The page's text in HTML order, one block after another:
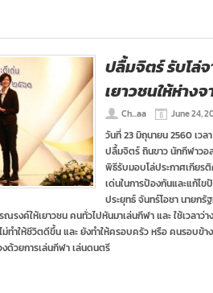
ปลื้มจิตร์ รับโล่
เยาวชนให้ห่าง
Ch...aa June 24,
วันที่ 23 มิถุนายน 2560 เว
ปลื้มจิตร์ ถินขาว นักกีฬาวอ
พิธีรับมอบโล่ประกาศเกีย
เด่นในการป้องกันและแก้ไ
ประยุทธ์ จันทร์โอชา นายก
รงค์ให้เยาวชน คนทั่วไปหันมาเล่นกีฬา และ ใช้เวลาว่
ม่ทำให้ชีวิตดีขึ้น และ ยังทำให้ครอบครัว หรือ คนรอบข้
งด้วยการเล่นกีฬา เล่นดนตรี